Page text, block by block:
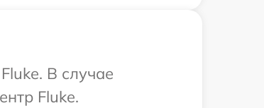
В случае
Fluke.